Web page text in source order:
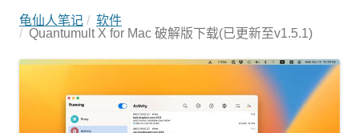
龟仙人笔记
软件
Quantumult X for Mac 破解版下载(已更新至v1.5.1)